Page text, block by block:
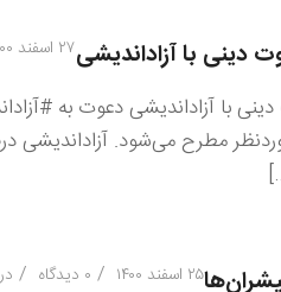
دینی با آزاداندیشی۲۷ اسفند ۱۴۰۰
با آزاداندیشی دعوت به
مطرح می‌شود. آزاداندیشی
۲۵ اسفند ۱۴۰۰ / ۰ دیدگاه / در